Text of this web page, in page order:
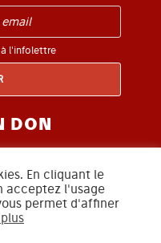
l'infolettre
DON
En cliquant le
acceptez l'usage
permet d'affiner